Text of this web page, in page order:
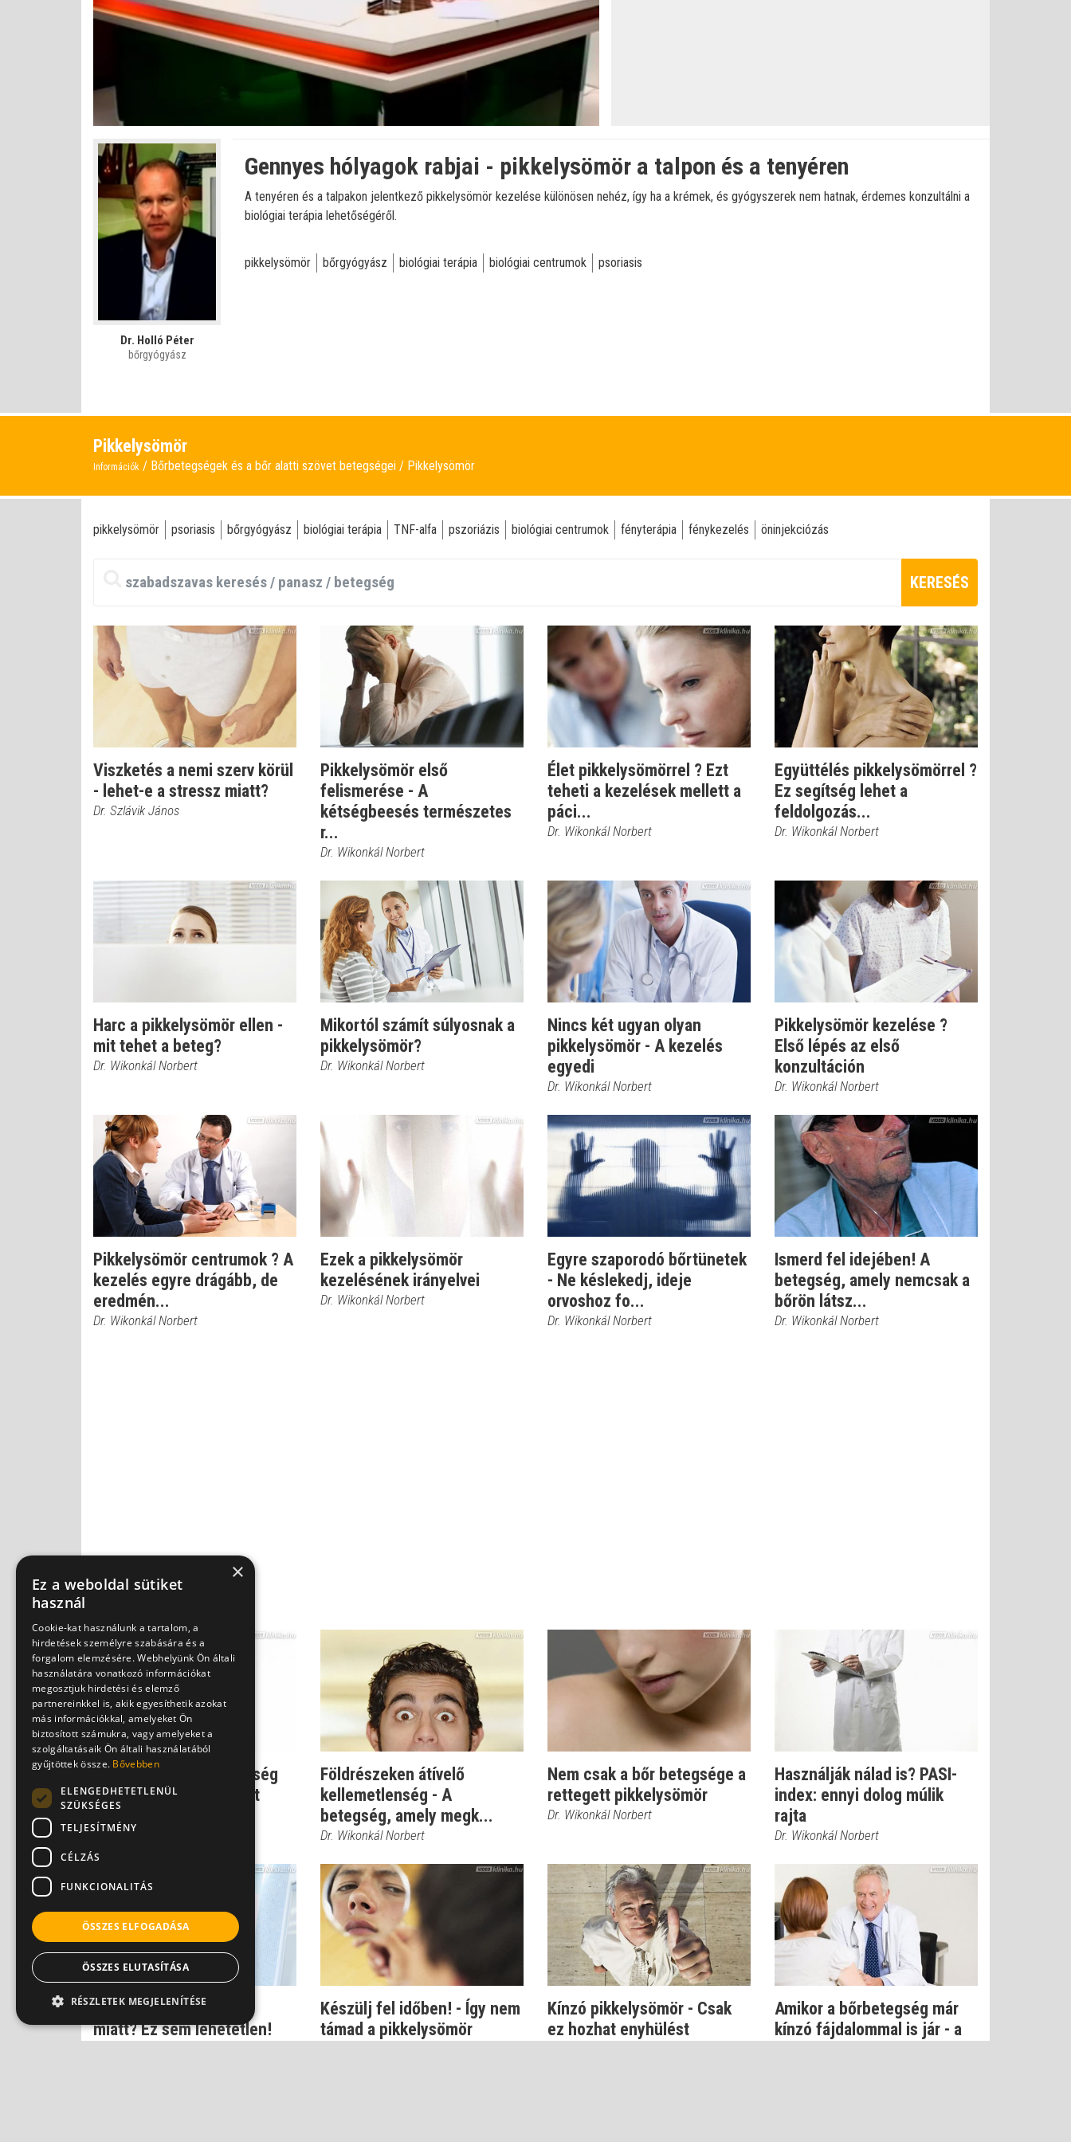
kikapcsolva
0%
0%
Dr. Holló Péter
bőrgyógyász
Gennyes hólyagok rabjai - pikkelysömör a talpon és a tenyéren
A tenyéren és a talpakon jelentkező pikkelysömör kezelése különösen nehéz, így ha a krémek, és gyógyszerek nem hatnak, érdemes konzultálni a
biológiai terápia lehetőségéről.
pikkelysömör bőrgyógyász biológiai terápia biológiai centrumok psoriasis
Pikkelysömör
Információk Bőrbetegségek és a bőr alatti szövet betegségei Pikkelysömör
pikkelysömör psoriasis bőrgyógyász biológiai terápia TNF-alfa pszoriázis biológiai centrumok fényterápia fénykezelés öninjekciózás
KERESÉS
Viszketés a nemi szerv körül
- lehet-e a stressz miatt?
Dr. Szlávik János
Pikkelysömör első
felismerése - A
kétségbeesés természetes
r...
Dr. Wikonkál Norbert
Élet pikkelysömörrel ? Ezt
teheti a kezelések mellett a
páci...
Dr. Wikonkál Norbert
Együttélés pikkelysömörrel ?
Ez segítség lehet a
feldolgozás...
Dr. Wikonkál Norbert
Harc a pikkelysömör ellen -
mit tehet a beteg?
Dr. Wikonkál Norbert
Mikortól számít súlyosnak a
pikkelysömör?
Dr. Wikonkál Norbert
Nincs két ugyan olyan
pikkelysömör - A kezelés
egyedi
Dr. Wikonkál Norbert
Pikkelysömör kezelése ?
Első lépés az első
konzultáción
Dr. Wikonkál Norbert
Pikkelysömör centrumok ? A
kezelés egyre drágább, de
eredmén...
Dr. Wikonkál Norbert
Ezek a pikkelysömör
kezelésének irányelvei
Dr. Wikonkál Norbert
Egyre szaporodó bőrtünetek
- Ne késlekedj, ideje
orvoshoz fo...
Dr. Wikonkál Norbert
Ismerd fel idejében! A
betegség, amely nemcsak a
bőrön látsz...
Dr. Wikonkál Norbert
Gyötrődés - ez a betegség
komolyabb lelki traumát
okoz, mint...
Dr. Wikonkál Norbert
Földrészeken átívelő
kellemetlenség - A
betegség, amely megk...
Dr. Wikonkál Norbert
Nem csak a bőr betegsége a
rettegett pikkelysömör
Dr. Wikonkál Norbert
Használják nálad is? PASI-
index: ennyi dolog múlik
rajta
Dr. Wikonkál Norbert
Pikkelysömör tetoválás
miatt? Ez sem lehetetlen!
Készülj fel időben! - Így nem
támad a pikkelysömör
Kínzó pikkelysömör - Csak
ez hozhat enyhülést
Amikor a bőrbetegség már
kínzó fájdalommal is jár - a
×
Ez a weboldal sütiket
használ
Cookie-kat használunk a tartalom, a
hirdetések személyre szabására és a
forgalom elemzésére. Webhelyünk Ön általi
használatára vonatkozó információkat
megosztjuk hirdetési és elemző
partnereinkkel is, akik egyesíthetik azokat
más információkkal, amelyeket Ön
biztosított számukra, vagy amelyeket a
szolgáltatásaik Ön általi használatából
gyűjtöttek össze. Bővebben
ELENGEDHETETLENÜL
SZÜKSÉGES
TELJESÍTMÉNY
CÉLZÁS
FUNKCIONALITÁS
ÖSSZES ELFOGADÁSA
ÖSSZES ELUTASÍTÁSA
RÉSZLETEK MEGJELENÍTÉSE